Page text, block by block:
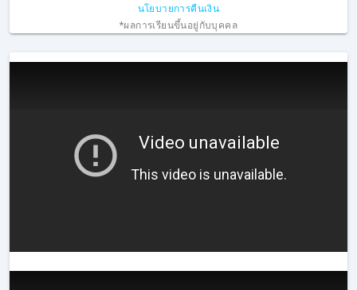
นโยบายการคืนเงิน
*ผลการเรียนขึ้นอยู่กับบุคคล
Video unavailable
This video is unavailable.